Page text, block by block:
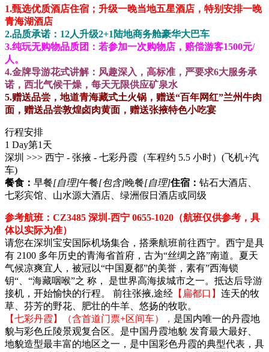
1.甄选优质酒店住宿；升级一晚当地五星酒店，特别安排一晚
青海湖酒店
2.品质承诺：12人升级2+1陆地商务舱豪华大巴车
3.纯玩无购物品质团：若参加一次购物店，赔偿游客1500元/
人。
4.金牌导游花式讲解：风趣深入，高标准，严要求6大服务承
诺，西北气候干燥，每天无限供应矿泉水
5.赠送品尝，地道青海藏式土火锅，赠送“百年网红”兰州牛肉
面，赠送品尝敦煌卤肉黄面，赠送张掖特色小吃宴
行程安排
1 Day第1天
深圳 >>> 西宁 - 张掖 - 七彩丹霞（车程约 5.5 小时） (飞机+汽
车)
餐食： 早餐[自理]午餐[包含]晚餐[自理]住宿： 钻石大酒店、
七彩宾馆、山水源大酒店、绿洲假日酒店或同级
参考航班：CZ3485 深圳-西宁 0655-1020（航班仅供参考，具
体以实际为准）
请您在深圳宝安国际机场集合，搭乘航班前往西宁。西宁是具
有 2100 多年历史的青海省首府，古为“丝绸之路”南道。夏天
气候凉爽宜人，被冠以“中国夏都”的美誉，素有”西海锁
钥“、“海藏咽喉”之 称， 是世界高海拔城市之一。抵达后导游
接机，开始愉快的行程。 前往张掖,途经 【扁都口】 连天的牧
草、芬芳的野花、肥壮的牛羊、悠扬的牧歌。
【七彩丹霞】（含首道门票+区间车）， 是国内唯一的丹霞地
貌与彩色丘陵景观复合区。是中国丹霞地貌 发育最大最好、
地貌造型最丰富的地区之一，是中国彩色丹霞的典型代表，具